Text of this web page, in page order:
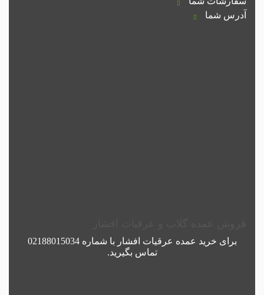
آدرس شما
برای خرید عمده عرقیات افشار با شماره02188015034
تماس بگیرید.